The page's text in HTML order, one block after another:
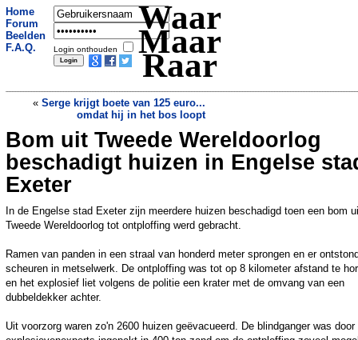
Home
Forum
Beelden
F.A.Q.
Login onthouden
Waar
Maar
Raar
« Serge krijgt boete van 125 euro...
omdat hij in het bos loopt
Werkbij ruikt gevaarlijke varroamijt en
komt in actie »
Bom uit Tweede Wereldoorlog
beschadigt huizen in Engelse
Exeter
In de Engelse stad Exeter zijn meerdere huizen beschadigd toen een bom
Tweede Wereldoorlog tot ontploffing werd gebracht.
Ramen van panden in een straal van honderd meter sprongen en er
scheuren in metselwerk. De ontploffing was tot op 8 kilometer afstand te
en het explosief liet volgens de politie een krater met de omvang van een
dubbeldekker achter.
Uit voorzorg waren zo'n 2600 huizen geëvacueerd. De blindganger was door